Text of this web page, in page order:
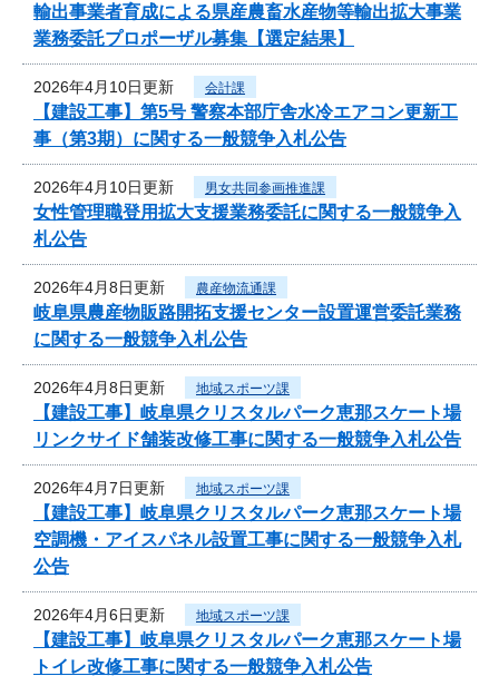
輸出事業者育成による県産農畜水産物等輸出拡大事業
業務委託プロポーザル募集【選定結果】
2026年4月10日更新 会計課
【建設工事】第5号 警察本部庁舎水冷エアコン更新工
事（第3期）に関する一般競争入札公告
2026年4月10日更新 男女共同参画推進課
女性管理職登用拡大支援業務委託に関する一般競争入
札公告
2026年4月8日更新 農産物流通課
岐阜県農産物販路開拓支援センター設置運営委託業務
に関する一般競争入札公告
2026年4月8日更新 地域スポーツ課
【建設工事】岐阜県クリスタルパーク恵那スケート場
リンクサイド舗装改修工事に関する一般競争入札公告
2026年4月7日更新 地域スポーツ課
【建設工事】岐阜県クリスタルパーク恵那スケート場
空調機・アイスパネル設置工事に関する一般競争入札
公告
2026年4月6日更新 地域スポーツ課
【建設工事】岐阜県クリスタルパーク恵那スケート場
トイレ改修工事に関する一般競争入札公告